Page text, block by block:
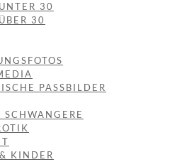
30
30
PASSBILDER
SCHWANGERE
KINDER